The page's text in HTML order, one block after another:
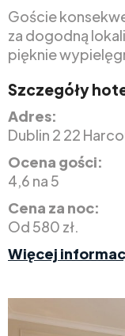
Goście
za dogodną
pięknie
Szczegóły
Adres:
Dublin 2 22
Ocena gości:
4,6 na 5
Cena za noc:
Od 580 zł.
Więcej